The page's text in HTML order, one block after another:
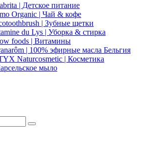
| Детское питание
Organic | Чай & кофе
| Зубные щетки
du Lys | Уборка & стирка
foods | Витамины
| 100% эфирные масла Бельгия
Naturcosmetic | Косметика
мыло